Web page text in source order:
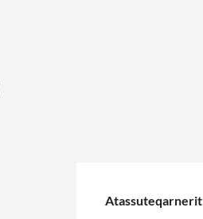
Atassuteqarnerit